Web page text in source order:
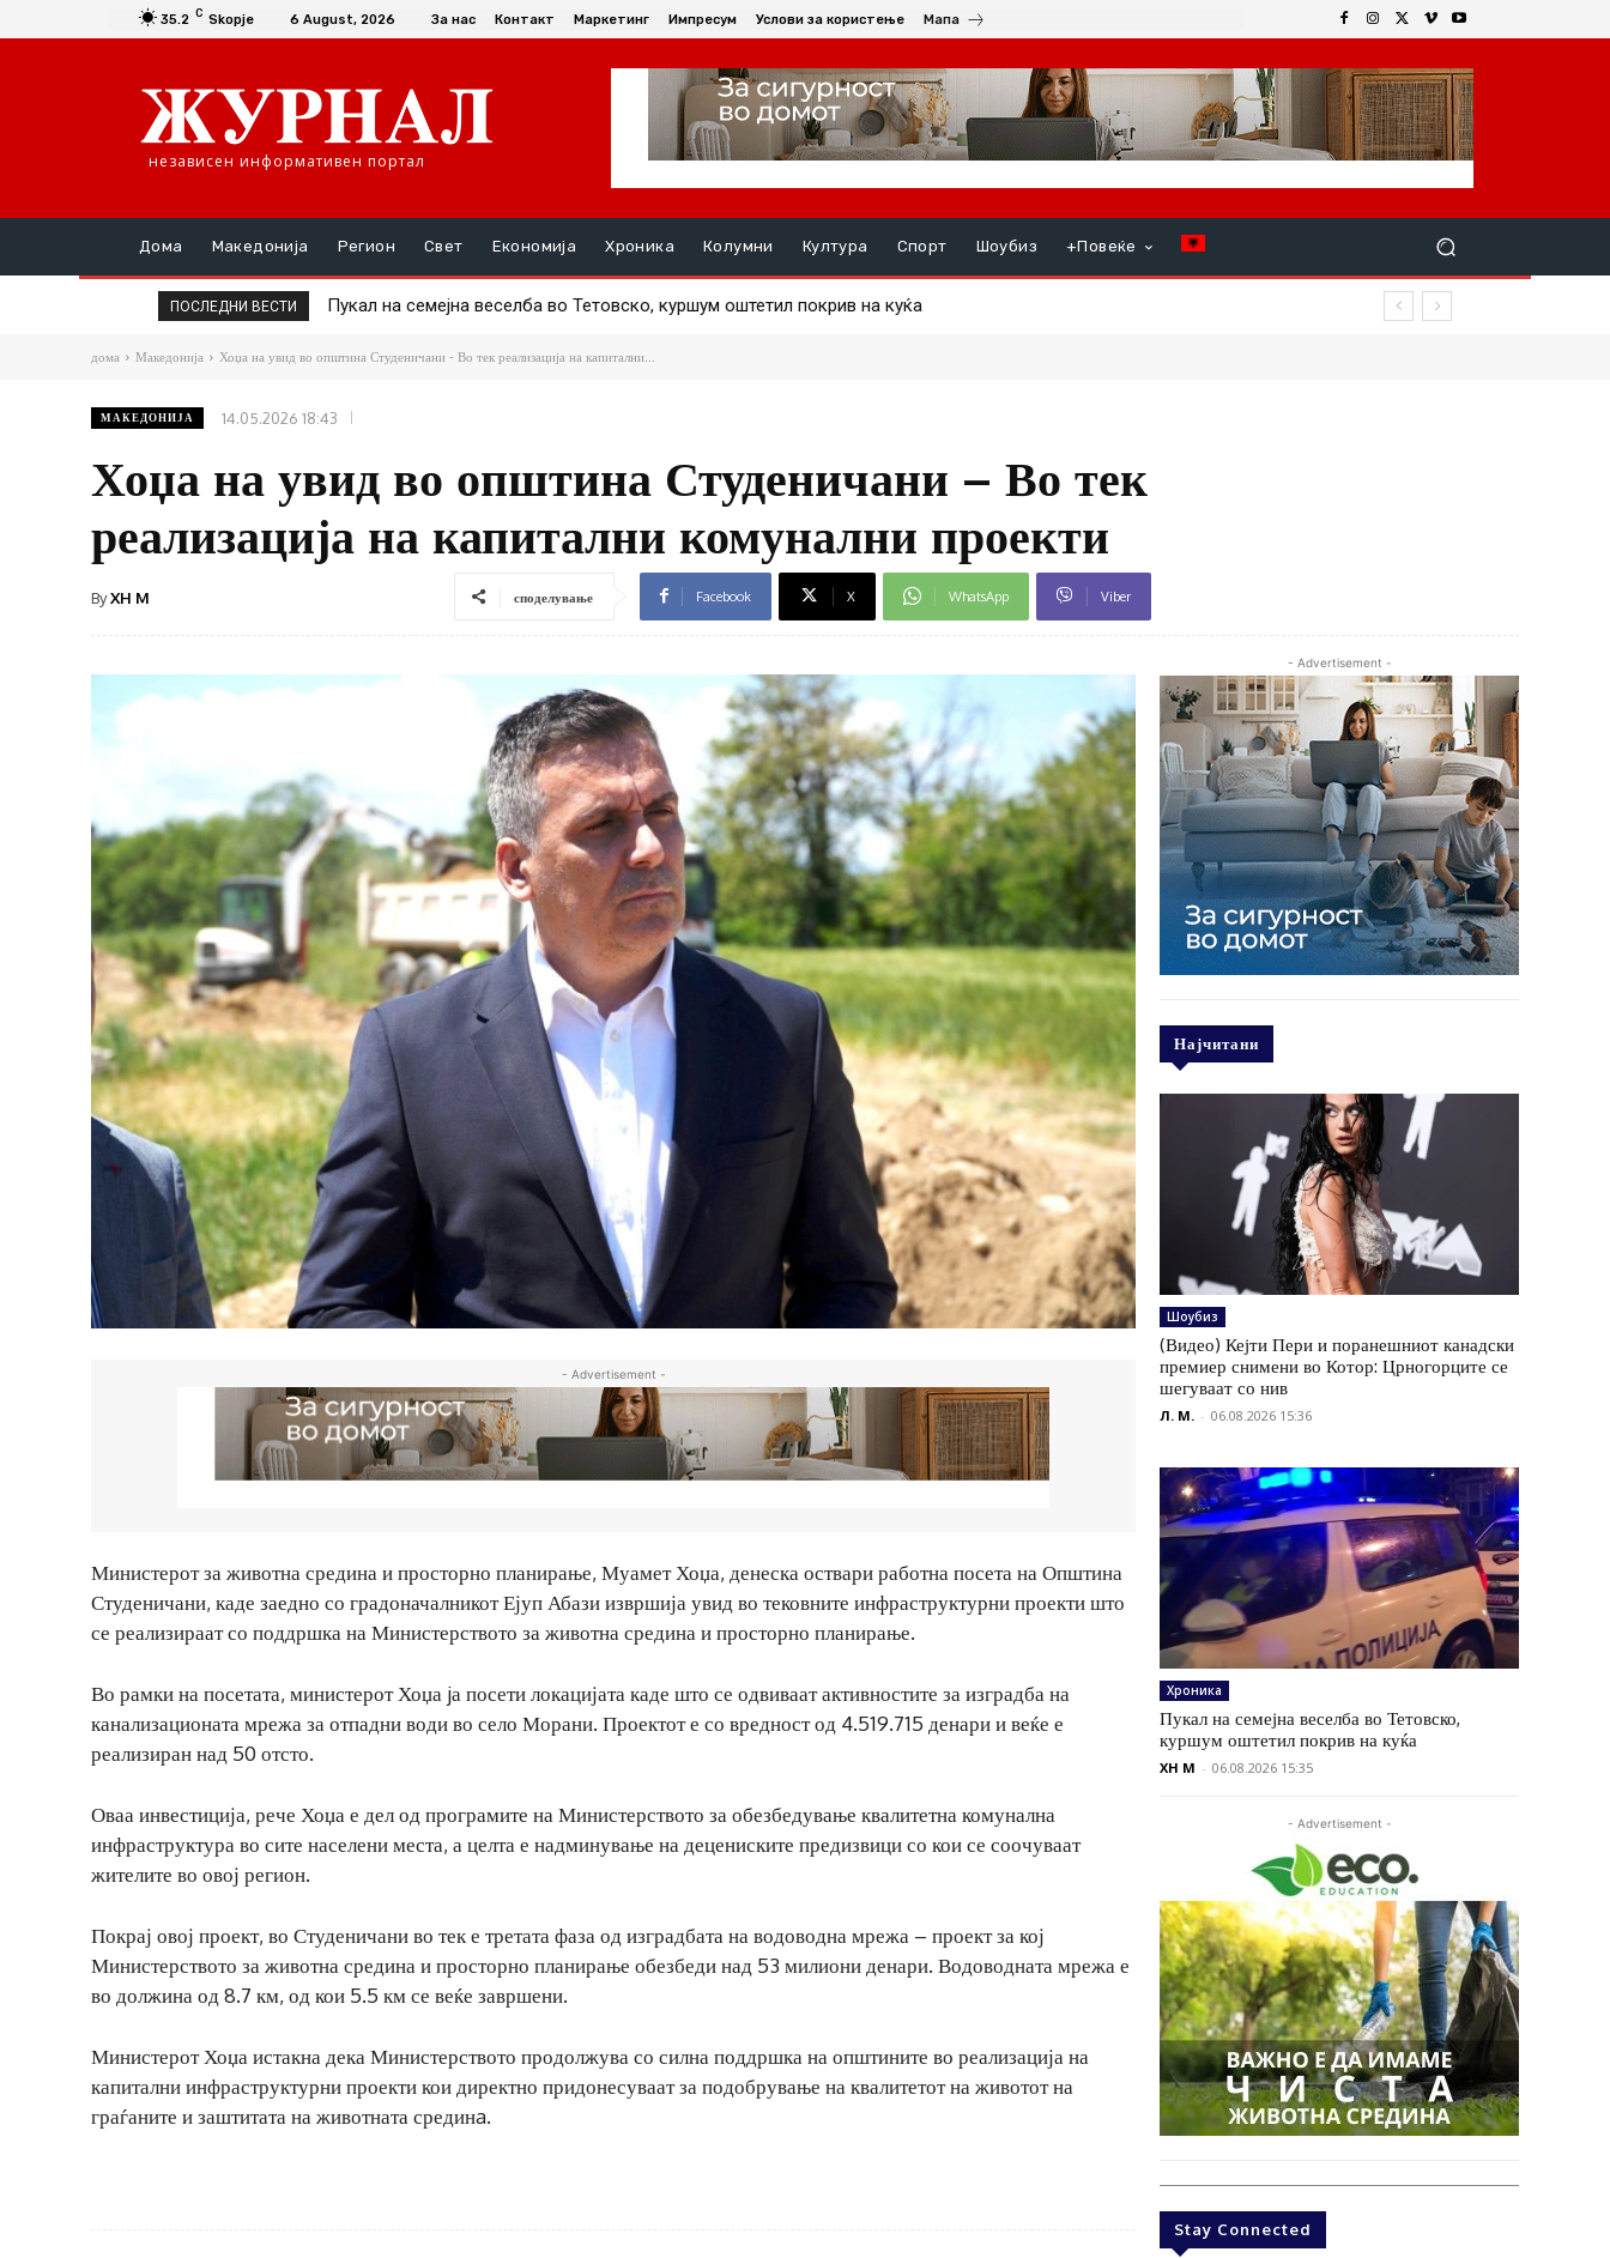
35.2 C Skopje 6 August, 2026 За нас Контакт Маркетинг Импресум Услови за користење Мапа
независен информативен портал
Дома Македонија Регион Свет Економија Хроника Колумни Култура Спорт Шоубиз +Повеќе
ПОСЛЕДНИ ВЕСТИ Пукал на семејна веселба во Тетовско, куршум оштетил покрив на куќа
Завршија вонредните инспекциски надзори за лекувањето на 19-годишната родилка од Струмица
дома Македонија Хоџа на увид во општина Студеничани - Во тек реализација на капитални...
МАКЕДОНИЈА 14.05.2026 18:43
Хоџа на увид во општина Студеничани – Во тек
реализација на капитални комунални проекти
ByXH M споделување Facebook X WhatsApp Viber
- Advertisement -
Министерот за животна средина и просторно планирање, Муамет Хоџа, денеска оствари работна посета на Општина
Студеничани, каде заедно со градоначалникот Ејуп Абази извршија увид во тековните инфраструктурни проекти што
се реализираат со поддршка на Министерството за животна средина и просторно планирање.
Во рамки на посетата, министерот Хоџа jа посети локацијата каде што се одвиваат активностите за изградба на
канализационата мрежа за отпадни води во село Морани. Проектот е со вредност од 4.519.715 денари и веќе е
реализиран над 50 отсто.
Оваа инвестиција, рече Хоџа е дел од програмите на Министерството за обезбедување квалитетна комунална
инфраструктура во сите населени места, а целта е надминување на децениските предизвици со кои се соочуваат
жителите во овој регион.
Покрај овој проект, во Студеничани во тек е третата фаза од изградбата на водоводна мрежа – проект за кој
Министерството за животна средина и просторно планирање обезбеди над 53 милиони денари. Водоводната мрежа е
во должина од 8.7 км, од кои 5.5 км се веќе завршени.
Министерот Хоџа истакна дека Министерството продолжува со силна поддршка на општините во реализација на
капитални инфраструктурни проекти кои директно придонесуваат за подобрување на квалитетот на животот на
граѓаните и заштитата на животната срединa.
- Advertisement -
Најчитани
Шоубиз
(Видео) Кејти Пери и поранешниот канадски
премиер снимени во Котор: Црногорците се
шегуваат со нив
Л. М. - 06.08.2026 15:36
Хроника
Пукал на семејна веселба во Тетовско,
куршум оштетил покрив на куќа
XH M - 06.08.2026 15:35
- Advertisement -
Stay Connected